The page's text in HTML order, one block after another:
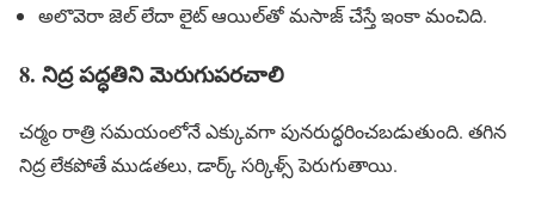
అలొవెరా జెల్ లేదా లైట్ ఆయిల్‌తో మసాజ్ చేస్తే ఇంకా మంచిది.
8. నిద్ర పద్ధతిని మెరుగుపరచాలి
చర్మం రాత్రి సమయంలోనే ఎక్కువగా పునరుద్ధరించబడుతుంది. తగిన
నిద్ర లేకపోతే ముడతలు, డార్క్ సర్కిళ్స్ పెరుగుతాయి.